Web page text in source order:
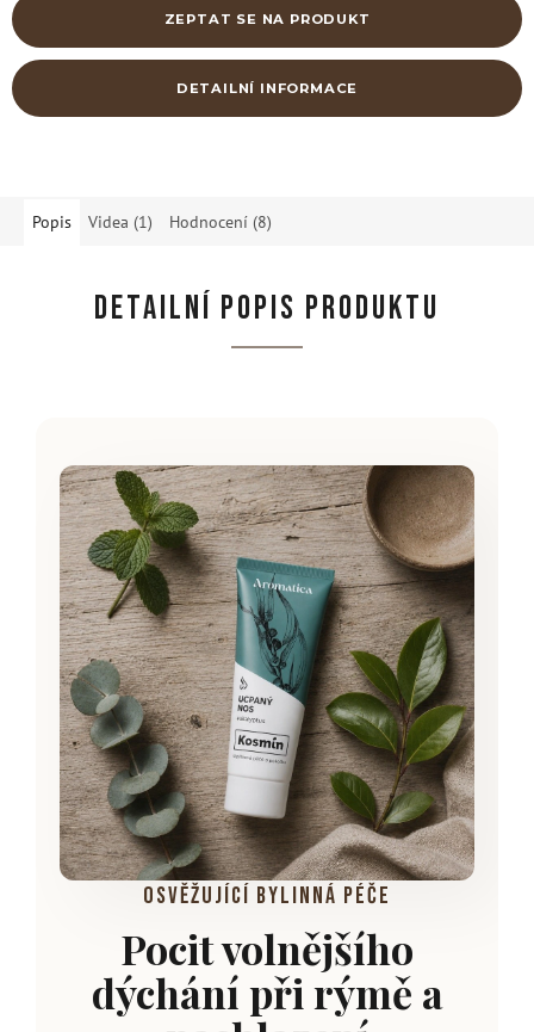
ZEPTAT SE NA PRODUKT
DETAILNÍ INFORMACE
Popis Videa (1) Hodnocení (8)
DETAILNÍ POPIS PRODUKTU
osvěžující bylinná péče
Pocit volnějšího
dýchání při rýmě a